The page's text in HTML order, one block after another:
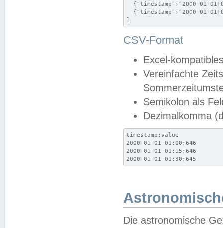
{"timestamp":"2000-01-
{"timestamp":"2000-01-
]
CSV-Format
Excel-
Vereinfachte
Semikolon als
Dezimalkomma
timestamp;value
2000-01-01 01:00;646
2000-01-01 01:15;646
2000-01-01 01:30;645
Die astronomische